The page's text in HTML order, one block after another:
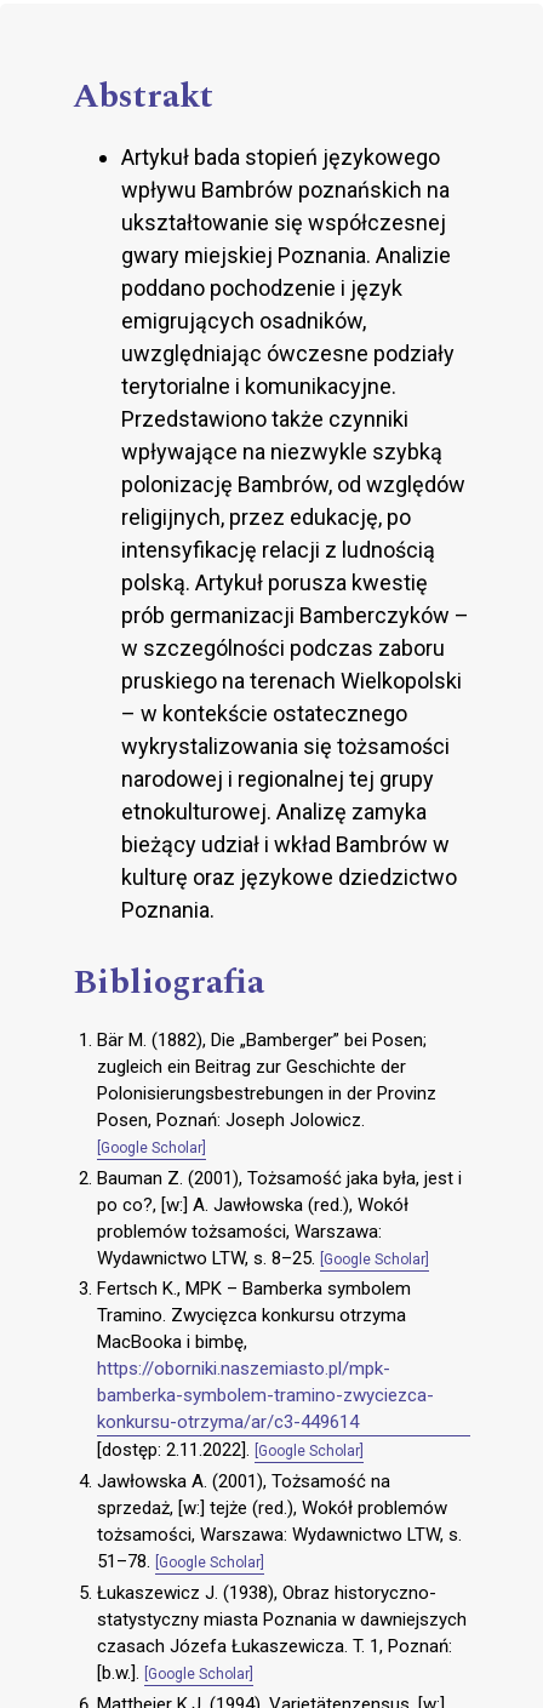
Abstrakt
Artykuł bada stopień językowego
wpływu Bambrów poznańskich na
ukształtowanie się współczesnej
gwary miejskiej Poznania. Analizie
poddano pochodzenie i język
emigrujących osadników,
uwzględniając ówczesne podziały
terytorialne i komunikacyjne.
Przedstawiono także czynniki
wpływające na niezwykle szybką
polonizację Bambrów, od względów
religijnych, przez edukację, po
intensyfikację relacji z ludnością
polską. Artykuł porusza kwestię
prób germanizacji Bamberczyków –
w szczególności podczas zaboru
pruskiego na terenach Wielkopolski
– w kontekście ostatecznego
wykrystalizowania się tożsamości
narodowej i regionalnej tej grupy
etnokulturowej. Analizę zamyka
bieżący udział i wkład Bambrów w
kulturę oraz językowe dziedzictwo
Poznania.
Bibliografia
Bär M. (1882), Die „Bamberger” bei Posen;
zugleich ein Beitrag zur Geschichte der
Polonisierungsbestrebungen in der Provinz
Posen, Poznań: Joseph Jolowicz.
[Google Scholar]
Bauman Z. (2001), Tożsamość jaka była, jest i
po co?, [w:] A. Jawłowska (red.), Wokół
problemów tożsamości, Warszawa:
Wydawnictwo LTW, s. 8–25.
[Google Scholar]
Fertsch K., MPK – Bamberka symbolem
Tramino. Zwycięzca konkursu otrzyma
MacBooka i bimbę,
https://oborniki.naszemiasto.pl/mpk-
bamberka-symbolem-tramino-zwyciezca-
konkursu-otrzyma/ar/c3-449614
[dostęp: 2.11.2022].
[Google Scholar]
Jawłowska A. (2001), Tożsamość na
sprzedaż, [w:] tejże (red.), Wokół problemów
tożsamości, Warszawa: Wydawnictwo LTW, s.
51–78.
[Google Scholar]
Łukaszewicz J. (1938), Obraz historyczno-
statystyczny miasta Poznania w dawniejszych
czasach Józefa Łukaszewicza. T. 1, Poznań:
[b.w.].
[Google Scholar]